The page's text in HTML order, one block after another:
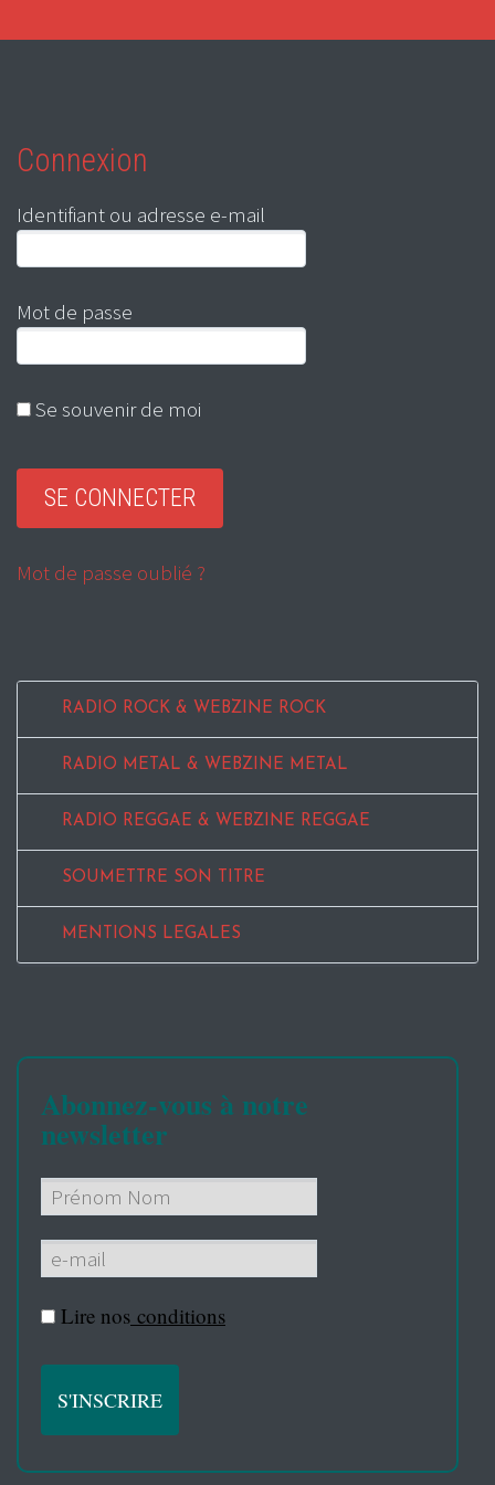
Connexion
Identifiant ou adresse e-mail
Mot de passe
Se souvenir de moi
Mot de passe oublié ?
RADIO ROCK & WEBZINE ROCK
RADIO METAL & WEBZINE METAL
RADIO REGGAE & WEBZINE REGGAE
SOUMETTRE SON TITRE
MENTIONS LEGALES
Abonnez-vous à notre
newsletter
Lire nos conditions